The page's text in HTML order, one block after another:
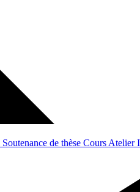
Soutenance de thèse Cours Atelier